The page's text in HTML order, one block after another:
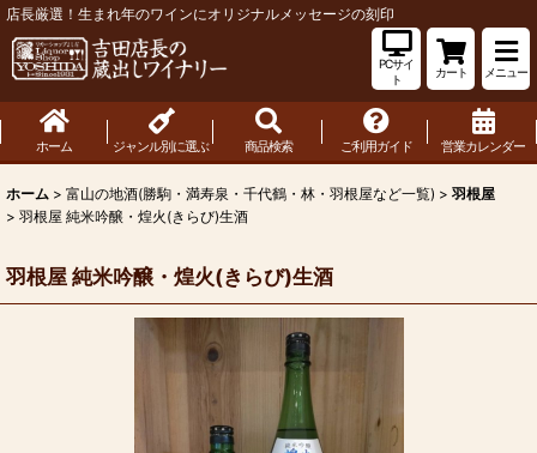
店長厳選！生まれ年のワインにオリジナルメッセージの刻印
PCサイ
ト
カート メニュー
ホーム ジャンル別に選ぶ 商品検索 ご利用ガイド 営業カレンダー
ホーム > 富山の地酒(勝駒・満寿泉・千代鶴・林・羽根屋など一覧) > 羽根屋
> 羽根屋 純米吟醸・煌火(きらび)生酒
羽根屋 純米吟醸・煌火(きらび)生酒